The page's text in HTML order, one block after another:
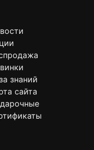
знаний
сайта